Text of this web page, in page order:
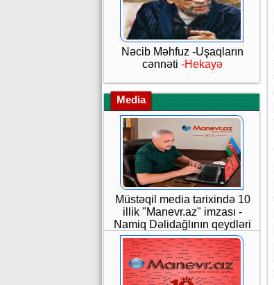
Nəcib Məhfuz -Uşaqların
cənnəti -Hekayə
Media
Müstəqil media tarixində 10
illik "Manevr.az" imzası -
Namiq Dəlidağlının qeydləri